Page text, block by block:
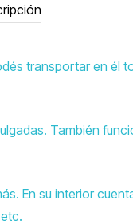
transportar en él
También
En su interior